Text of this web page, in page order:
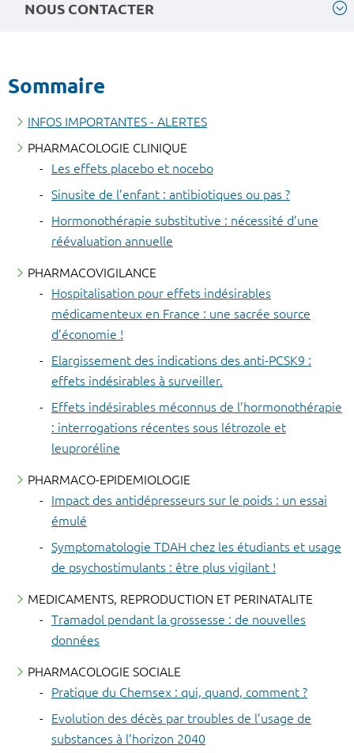
NOUS CONTACTER
Sommaire
INFOS IMPORTANTES - ALERTES
PHARMACOLOGIE CLINIQUE
Les effets placebo et nocebo
Sinusite de l’enfant : antibiotiques ou pas ?
Hormonothérapie substitutive : nécessité d’une
réévaluation annuelle
PHARMACOVIGILANCE
Hospitalisation pour effets indésirables
médicamenteux en France : une sacrée source
d’économie !
Elargissement des indications des anti-PCSK9 :
effets indésirables à surveiller.
Effets indésirables méconnus de l’hormonothérapie
: interrogations récentes sous létrozole et
leuproréline
PHARMACO-EPIDEMIOLOGIE
Impact des antidépresseurs sur le poids : un essai
émulé
Symptomatologie TDAH chez les étudiants et usage
de psychostimulants : être plus vigilant !
MEDICAMENTS, REPRODUCTION ET PERINATALITE
Tramadol pendant la grossesse : de nouvelles
données
PHARMACOLOGIE SOCIALE
Pratique du Chemsex : qui, quand, comment ?
Evolution des décès par troubles de l’usage de
substances à l’horizon 2040